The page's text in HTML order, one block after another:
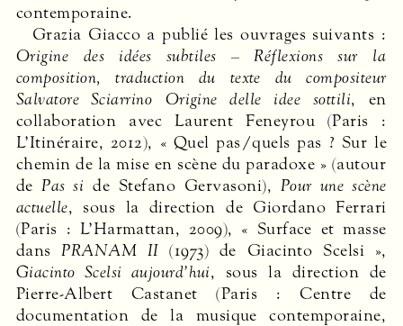
contemporaine.
Grazia Giacco a publié les ouvrages suivants :
Origine des idées subtiles – Réflexions sur la
composition, traduction du texte du compositeur
Salvatore Sciarrino
Origine delle idee sottili, en
collaboration avec Laurent Feneyrou (Paris :
L’Itinéraire, 2012), « Quel pas/quels pas ? Sur le
chemin de la mise en scène du paradoxe » (autour
dePas si de Stefano Gervasoni), Pour une scène
actuelle, sous la direction de Giordano Ferrari
(Paris : L’Harmattan, 2009), « Surface et masse
dansPRANAM II (1973) de Giacinto Scelsi »,
Giacinto Scelsi aujourd’hui, sous la direction de
Pierre-Albert Castanet (Paris : Centre de
documentation de la musique contemporaine,